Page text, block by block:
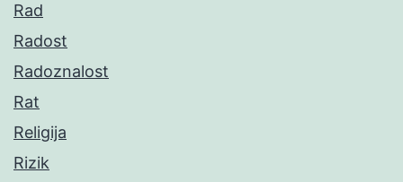
Rad
Radost
Radoznalost
Rat
Religija
Rizik